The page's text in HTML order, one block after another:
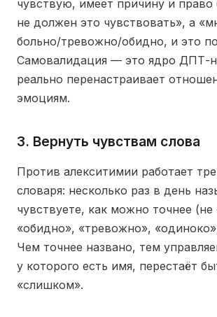
чувствую, имеет причину и право
не должен это чувствовать», а
больно/тревожно/обидно, и это
Самовалидация — это ядро ДПТ-
реально перенастраивает
эмоциям.
3. Вернуть чувствам слова
Против алекситимии работает
словаря: несколько раз в день
чувствуете, как можно точнее (не
«обидно», «тревожно»,
Чем точнее названо, тем
у которого есть имя, перестаёт
«слишком».